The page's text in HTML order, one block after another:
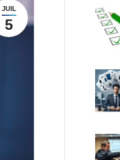
JUIL
5